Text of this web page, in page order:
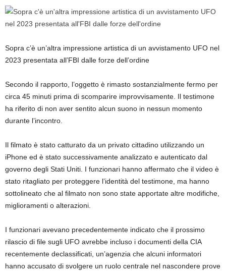
Sopra c’è un’altra impressione artistica di un avvistamento UFO nel
2023 presentata all’FBI dalle forze dell’ordine
Secondo il rapporto, l’oggetto è rimasto sostanzialmente fermo per
circa 45 minuti prima di scomparire improvvisamente. Il testimone
ha riferito di non aver sentito alcun suono in nessun momento
durante l’incontro.
Il filmato è stato catturato da un privato cittadino utilizzando un
iPhone ed è stato successivamente analizzato e autenticato dal
governo degli Stati Uniti. I funzionari hanno affermato che il video è
stato ritagliato per proteggere l’identità del testimone, ma hanno
sottolineato che al filmato non sono state apportate altre modifiche,
miglioramenti o alterazioni.
I funzionari avevano precedentemente indicato che il prossimo
rilascio di file sugli UFO avrebbe incluso i documenti della CIA
recentemente declassificati, un’agenzia che alcuni informatori
hanno accusato di svolgere un ruolo centrale nel nascondere prove